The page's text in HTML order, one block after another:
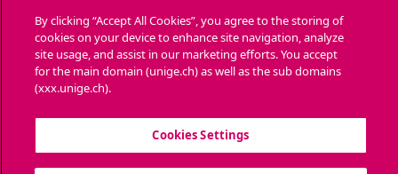
Obtenir l’app mobile
By clicking “Accept All Cookies”, you agree to the storing of
cookies on your device to enhance site navigation, analyze
site usage, and assist in our marketing efforts. You accept
for the main domain (unige.ch) as well as the sub domains
(xxx.unige.ch).
Cookies Settings